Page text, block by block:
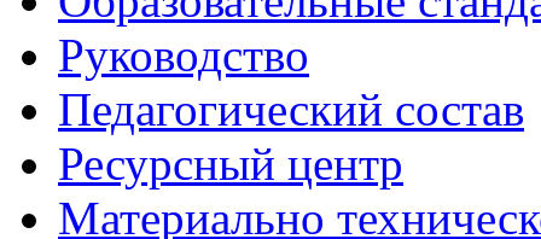
Руководство
Педагогический состав
Ресурсный центр
Материально